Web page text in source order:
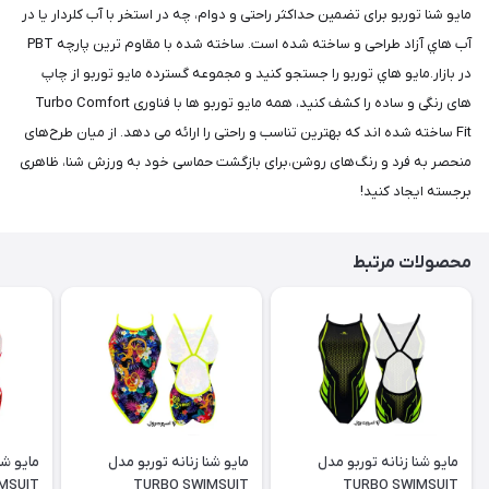
مايو شنا توربو برای تضمین حداکثر راحتی و دوام، چه در استخر با آب کلردار یا در
آب هاي آزاد طراحی و ساخته شده است. ساخته شده با مقاوم ترین پارچه PBT
در بازار.مايو هاي توربو را جستجو کنید و مجموعه گسترده مايو توربو از چاپ
های رنگی و ساده را کشف کنید، همه مایو توربو ها با فناوری Turbo Comfort
Fit ساخته شده اند که بهترین تناسب و راحتی را ارائه می دهد. از میان طرح‌های
منحصر به فرد و رنگ‌های روشن،برای بازگشت حماسی خود به ورزش شنا، ظاهری
برجسته ایجاد کنید!
محصولات مرتبط
مايو شنا زنانه توربو مدل
TURBO SWIMSUIT
مايو شنا زنانه توربو مدل
TURBO SWIMSUIT
مايو